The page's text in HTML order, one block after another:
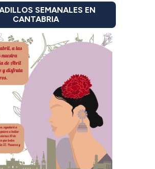
SEMANALES EN
CANTABRIA